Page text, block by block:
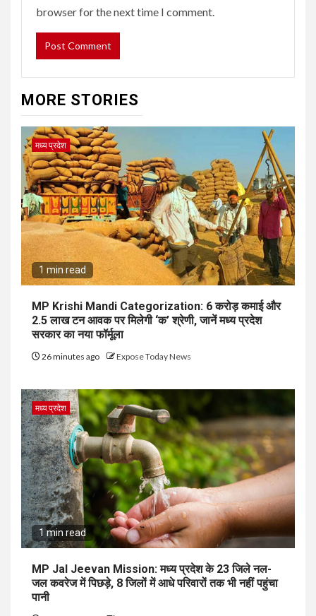
browser for the next time I comment.
MORE STORIES
मध्य प्रदेश
1 min read
MP Krishi Mandi Categorization: 6 करोड़ कमाई और
2.5 लाख टन आवक पर मिलेगी ‘क’ श्रेणी, जानें मध्य प्रदेश
सरकार का नया फॉर्मूला
26 minutes ago Expose Today News
मध्य प्रदेश
1 min read
MP Jal Jeevan Mission: मध्य प्रदेश के 23 जिले नल-
जल कवरेज में पिछड़े, 8 जिलों में आधे परिवारों तक भी नहीं पहुंचा
पानी